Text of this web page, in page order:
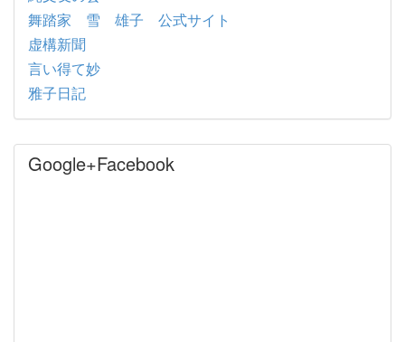
舞踏家 雪 雄子 公式サイト
虚構新聞
言い得て妙
雅子日記
Google+Facebook